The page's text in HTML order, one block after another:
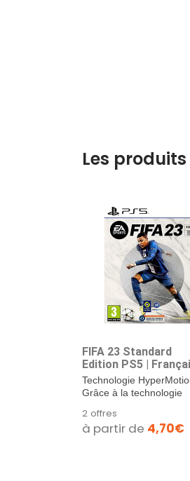
Les
FIFA 23 Standard
Edition PS5 |
Technologie
Grâce à la technologie
2 offres
à partir de 4,70€